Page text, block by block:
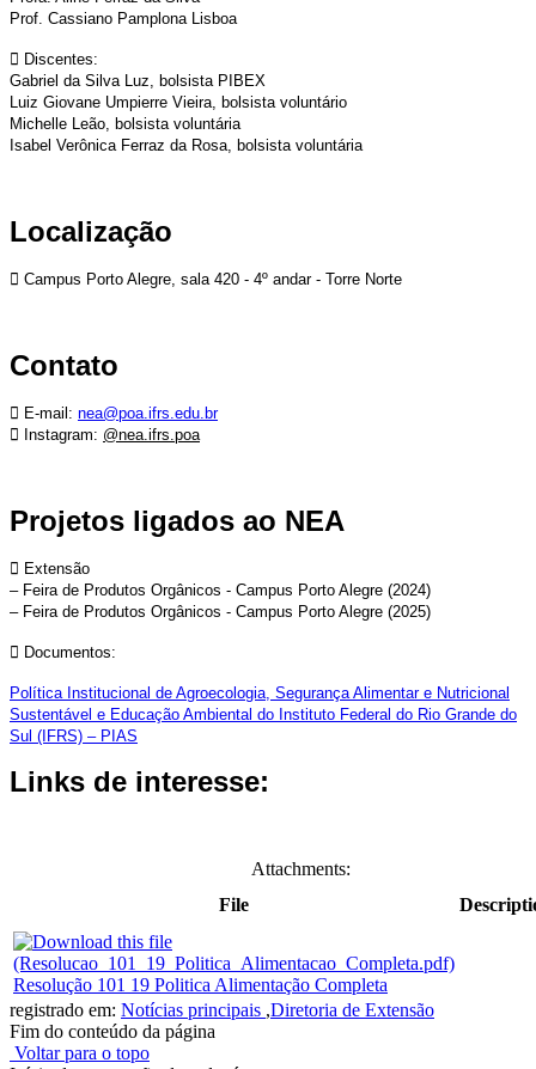
Prof. Cassiano Pamplona Lisboa
 Discentes:
Gabriel da Silva Luz, bolsista PIBEX
Luiz Giovane Umpierre Vieira, bolsista voluntário
Michelle Leão, bolsista voluntária
Isabel Verônica Ferraz da Rosa, bolsista voluntária
Localização
 Campus Porto Alegre, sala 420 - 4º andar - Torre Norte
Contato
 E-mail: nea@poa.ifrs.edu.br
 Instagram: @nea.ifrs.poa
Projetos ligados ao NEA
 Extensão
– Feira de Produtos Orgânicos - Campus Porto Alegre (2024)
– Feira de Produtos Orgânicos - Campus Porto Alegre (2025)
 Documentos:
Política Institucional de Agroecologia, Segurança Alimentar e Nutricional
Sustentável e Educação Ambiental do Instituto Federal do Rio Grande do
Sul (IFRS) – PIAS
Links de interesse:
Attachments:
File
Resolução 101 19 Politica Alimentação Completa
registrado em: Notícias principais ,Diretoria de Extensão
Fim do conteúdo da página
Voltar para o topo